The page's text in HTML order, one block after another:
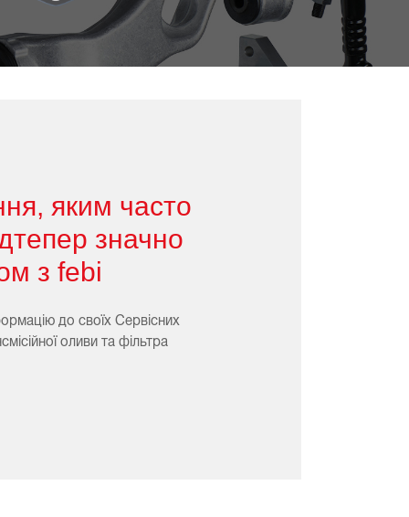
яким часто
значно
з febi
до своїх Сервісних
оливи та фільтра